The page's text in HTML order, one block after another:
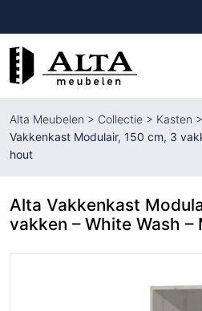
Alta Meubelen > Collectie > Kasten >
Vakkenkast Modulair, 150 cm, 3
hout
Alta Vakkenkast
vakken – White Wash –